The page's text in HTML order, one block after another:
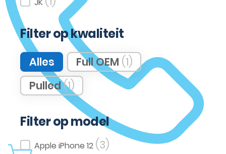
JK
Filter op kwaliteit
Filter op kwaliteit
Alles Full OEM (1)
Pulled(1)
Filter op model
Filter op model
Apple iPhone 12 (3)